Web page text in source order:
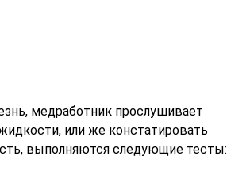
медработник прослушивает
или же констатировать
выполняются следующие тесты: